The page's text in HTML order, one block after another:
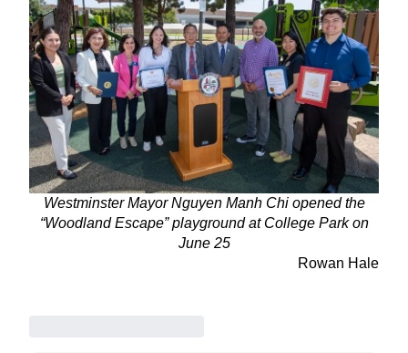
Westminster Mayor Nguyen Manh Chi opened the
“Woodland Escape” playground at College Park on
June 25
Rowan Hale